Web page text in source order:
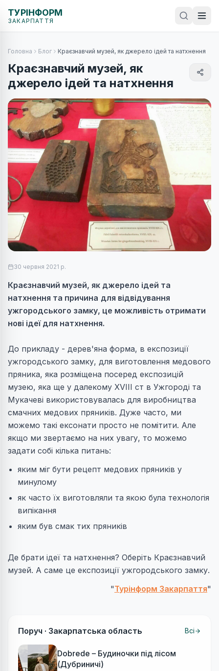
ТУРІНФОРМ
ЗАКАРПАТТЯ
Головна Блог Краєзнавчий музей, як джерело ідей та натхнення
Краєзнавчий музей, як
джерело ідей та натхнення
30 червня 2021 р.
Краєзнавчий музей, як джерело ідей та
натхнення та причина для відвідування
ужгородського замку, це можливість отримати
нові ідеї для натхнення.
До прикладу - дерев'яна форма, в експозиції
ужгородського замку, для виготовлення медового
пряника, яка розміщена посеред експозицій
музею, яка ще у далекому XVIIІ ст в Ужгороді та
Мукачеві використовувалась для виробництва
смачних медових пряників. Дуже часто, ми
можемо такі ексонати просто не помітити. Але
якщо ми звертаємо на них увагу, то можемо
задати собі кілька питань:
яким міг бути рецепт медових пряників у
минулому
як часто їх виготовляли та якою була технологія
випікання
яким був смак тих пряників
Де брати ідеї та натхнення? Оберіть Краєзнавчий
музей. А саме це експозиції ужгородського замку.
"Турінформ Закарпаття"
Поруч · Закарпатська область Всі
Dobrede – Будиночки під лісом
(Дубриничі)